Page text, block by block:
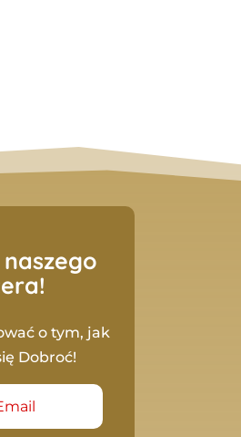
o tym, jak
Dobroć!